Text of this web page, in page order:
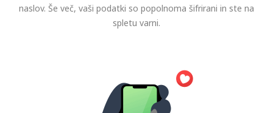
naslov. Še več, vaši podatki so popolnoma šifrirani in ste na
spletu varni.